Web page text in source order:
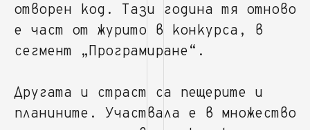
отворен код. Тази година тя отново
е част от журито в конкурса, в
сегмент „Програмиране“.
Другата и страст са пещерите и
планините. Участвала е в множество